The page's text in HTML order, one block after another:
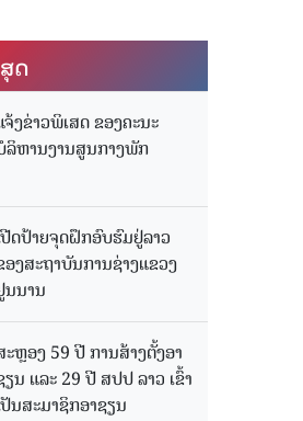
ດ
ຈ້ງຂ່າວພິເສດ ຂອງຄະນະ
ລິຫານງານສູນກາງພັກ
ປີດປ້າຍຈຸດຝຶກອົບຮົມຢູ່ລາວ
ອງສະຖາບັນການຊ່າງແຂວງ
ນນານ
ະຫຼອງ 59 ປີ ການສ້າງຕັ້ງອາ
ນ ແລະ 29 ປີ ສປປ ລາວ ເຂົ້າ
ປັນສະມາຊິກອາຊຽນ